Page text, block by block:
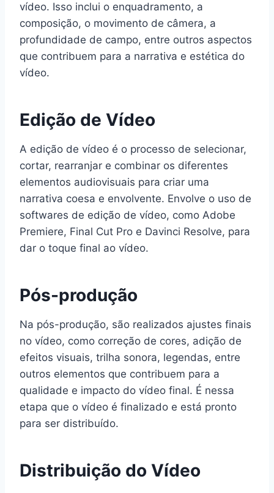
vídeo. Isso inclui o enquadramento, a
composição, o movimento de câmera, a
profundidade de campo, entre outros aspectos
que contribuem para a narrativa e estética do
vídeo.
Edição de Vídeo
A edição de vídeo é o processo de selecionar,
cortar, rearranjar e combinar os diferentes
elementos audiovisuais para criar uma
narrativa coesa e envolvente. Envolve o uso de
softwares de edição de vídeo, como Adobe
Premiere, Final Cut Pro e Davinci Resolve, para
dar o toque final ao vídeo.
Pós-produção
Na pós-produção, são realizados ajustes finais
no vídeo, como correção de cores, adição de
efeitos visuais, trilha sonora, legendas, entre
outros elementos que contribuem para a
qualidade e impacto do vídeo final. É nessa
etapa que o vídeo é finalizado e está pronto
para ser distribuído.
Distribuição do Vídeo